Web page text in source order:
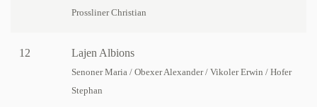
Prossliner Christian
12 Lajen Albions
Senoner Maria / Obexer Alexander / Vikoler Erwin / Hofer
Stephan